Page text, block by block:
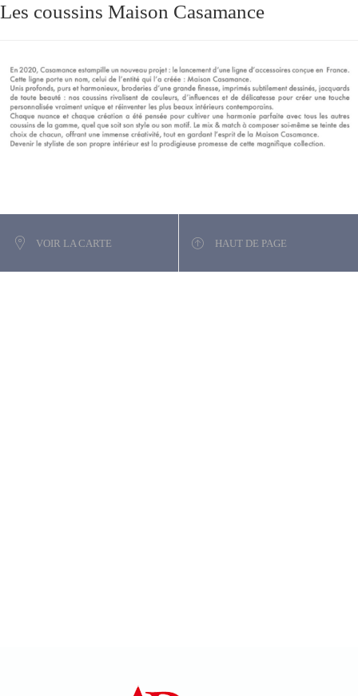
Les coussins Maison Casamance
VOIR LA CARTE HAUT DE PAGE